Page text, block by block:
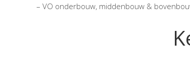
– VO onderbouw, middenbouw &